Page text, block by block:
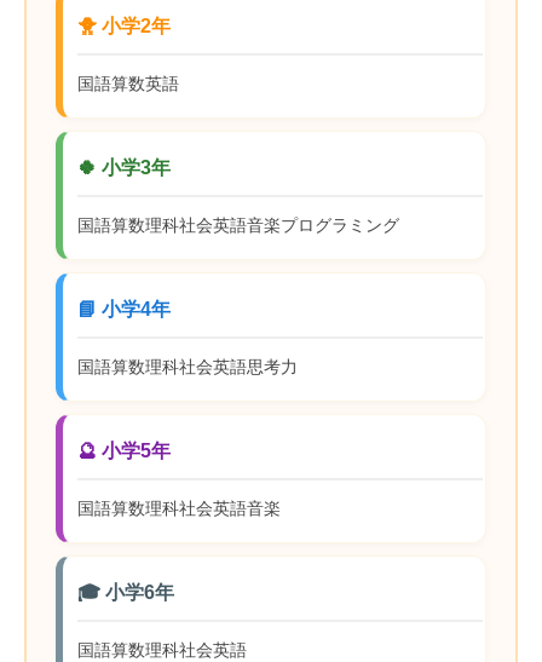
🐥 小学2年
国語算数英語
🍀 小学3年
国語算数理科社会英語音楽プログラミング
📘 小学4年
国語算数理科社会英語思考力
🔮 小学5年
国語算数理科社会英語音楽
🎓 小学6年
国語算数理科社会英語